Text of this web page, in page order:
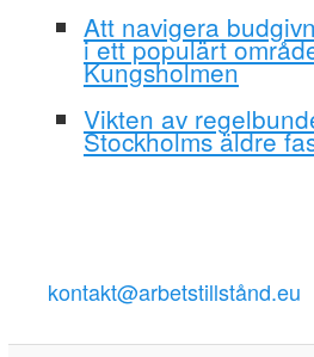
Att navigera
i ett populärt
Kungsholmen
Vikten av
Stockholms äldre
kontakt@arbetstillstånd.eu